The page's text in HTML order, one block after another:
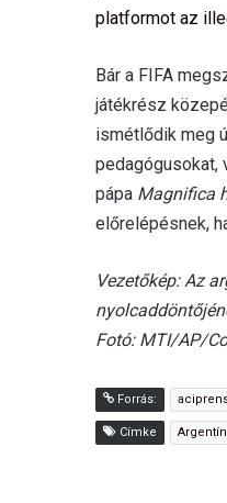
platformot az
Bár a FIFA
játékrész
ismétlődik meg
pedagógusokat,
pápa Magnifica
előrelépésnek,
Vezetőkép: Az
Fotó: MTI/AP/
Forrás:
Címke